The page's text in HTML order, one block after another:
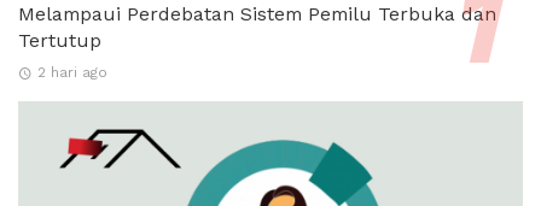
Melampaui Perdebatan Sistem Pemilu Terbuka dan
Tertutup
2 hari ago